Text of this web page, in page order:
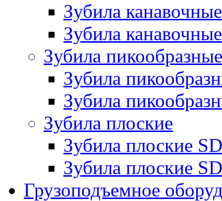
Зубила
Зубила
Зубила пикообразные
Зубила
Зубила
Зубила плоские
Зубила плоские
Зубила плоские
Грузоподъемное